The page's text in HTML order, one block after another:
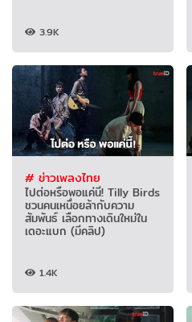
3.9K
# ข่าวเพลงไทย
ไปต่อหรือพอแค่นี้! Tilly Birds
ชวนคนเหนื่อยล้ากับความ
สัมพันธ์ เลือกทางเดินใหม่ใน
เดอะแบก (มีคลิป)
1.4K